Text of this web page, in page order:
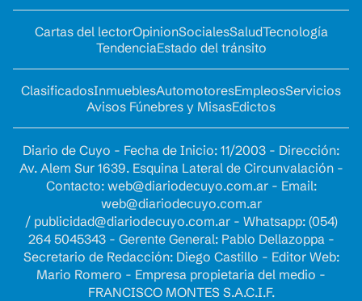
Cartas del lectorOpinionSocialesSaludTecnología
TendenciaEstado del tránsito
ClasificadosInmueblesAutomotoresEmpleosServicios
Avisos Fúnebres y MisasEdictos
Diario de Cuyo - Fecha de Inicio: 11/2003 - Dirección:
Av. Alem Sur 1639. Esquina Lateral de Circunvalación -
Contacto: web@diariodecuyo.com.ar- Email:
web@diariodecuyo.com.ar
/ publicidad@diariodecuyo.com.ar- Whatsapp: (054)
264 5045343 - Gerente General: Pablo Dellazoppa -
Secretario de Redacción: Diego Castillo - Editor Web:
Mario Romero - Empresa propietaria del medio -
FRANCISCO MONTES S.A.C.I.F.